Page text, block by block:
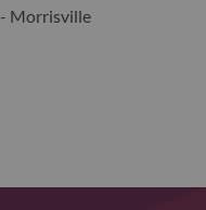
Morrisville